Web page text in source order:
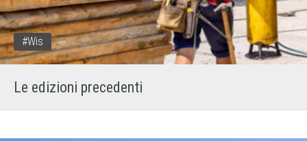
#wis
Le edizioni precedenti